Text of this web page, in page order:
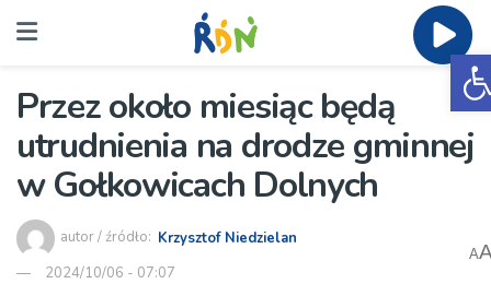
Przez około miesiąc będą
utrudnienia na drodze gminnej
w Gołkowicach Dolnych
autor / źródło: Krzysztof Niedzielan
2024/10/06 - 07:07
A